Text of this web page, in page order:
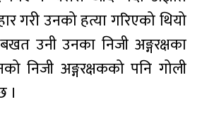
गरी उनको हत्या गरिएको थियो
उनी उनका निजी अङ्गरक्षका
निजी अङ्गरक्षकको पनि गोली
।